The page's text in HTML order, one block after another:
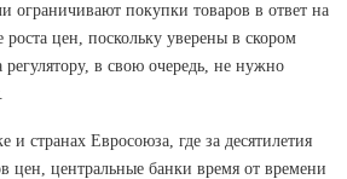
ограничивают покупки товаров в ответ на
роста цен, поскольку уверены в скором
в свою очередь, не нужно
странах Евросоюза, где за десятилетия
цен, центральные банки время от времени